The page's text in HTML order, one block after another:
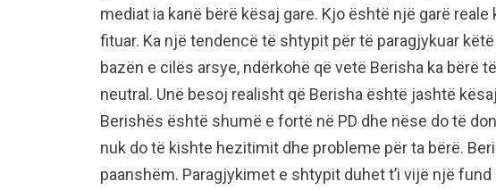
mediat ia kanë bërë kësaj gare. Kjo është një garë
fituar. Ka një tendencë të shtypit për të paragjykuar
bazën e cilës arsye, ndërkohë që vetë Berisha ka bërë
neutral. Unë besoj realisht që Berisha është jashtë
Berishës është shumë e fortë në PD dhe nëse do të
nuk do të kishte hezitimit dhe probleme për ta bërë.
paanshëm. Paragjykimet e shtypit duhet t’i vijë një